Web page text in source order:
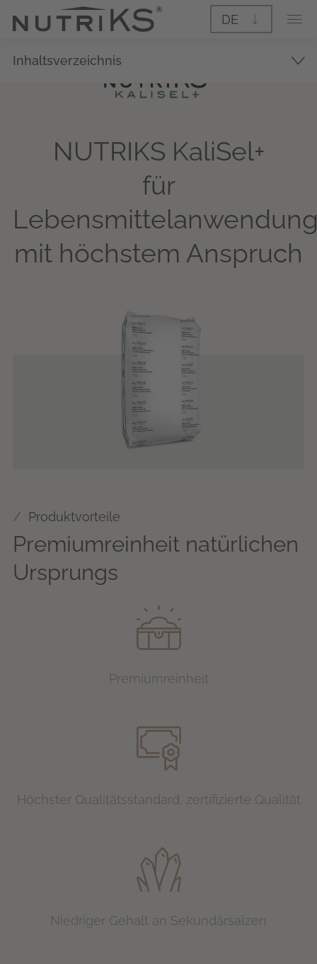
DE
Inhaltsverzeichnis
NUTRIKS KaliSel+
für
mit höchstem Anspruch
Produktvorteile
Premiumreinheit natürlichen
Ursprungs
Premiumreinheit
Höchster Qualitätsstandard, zertifizierte Qualität
Niedriger Gehalt an Sekundärsalzen